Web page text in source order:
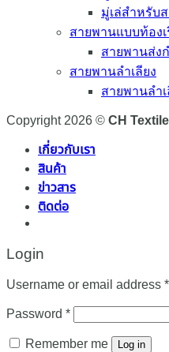
มู่เล่สำหรับ
สายพานแบบท้องเ
สายพานส่ง
สายพานลำเลียง
สายพานลำเ
Copyright 2026 © CH Textile
เกี่ยวกับเรา
สินค้า
ข่าวสาร
ติดต่อ
Login
Username or email address *
Password *Required
Remember me Log in